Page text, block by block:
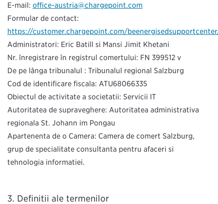
E-mail: office-austria@chargepoint.com
Formular de contact:
https://customer.chargepoint.com/
Administratori: Eric Batill şi Mansi Jimit Khetani
Nr. înregistrare în registrul comerțului: FN 399512 v
De pe lângă tribunalul : Tribunalul regional Salzburg
Cod de identificare fiscală: ATU68066335
Obiectul de activitate a societăţii: Servicii IT
Autoritatea de supraveghere: Autoritatea administrativă
regională St. Johann im Pongau
Apartenența de o Cameră: Camera de comerț Salzburg,
grup de specialitate consultanţă pentru afaceri şi
tehnologia informației.
Definiții ale termenilor